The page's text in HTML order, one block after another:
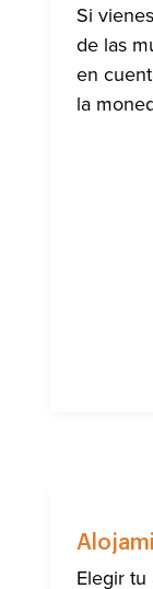
Si
de las
en
la
Elegir